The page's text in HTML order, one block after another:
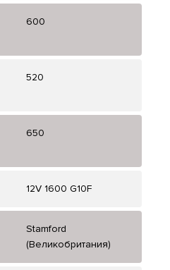
600
520
650
12V 1600 G10F
Stamford
(Великобритания)